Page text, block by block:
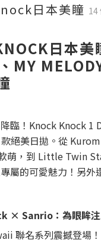
日本美瞳 14
日本美
MY
臨！Knock Knock 1
絕美日拋。從
萌，到 Little Twin
屬的可愛魅力！另外
× Sanrio：為眼眸注
聯名系列震撼登場